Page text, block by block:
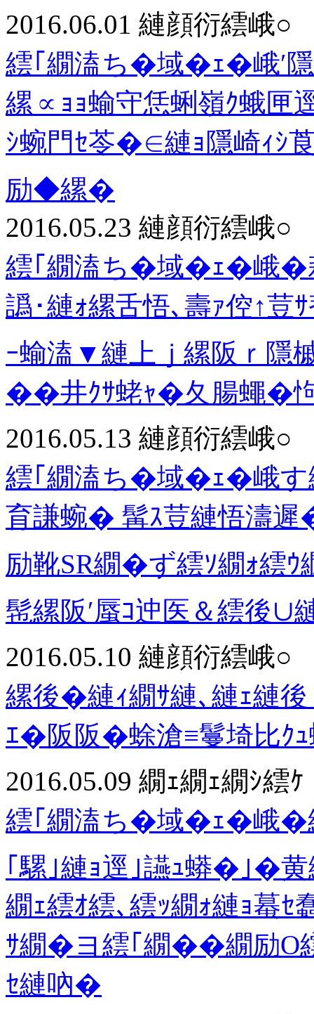
2016.06.01 縺顔衍繧峨○
繧｢繝溘ち�域�ｪ�峨′
縲∝ｮｮ蝓守恁蜊嶺ｸ蛾
ｼ蜿門ｾ苓�∈縺ｮ隱崎ｨｼ
励◆縲�
2016.05.23 縺顔衍繧峨○
繧｢繝溘ち�域�ｪ�峨�
譌･縺ｫ縲舌悟､壽ｧ倥↑荳
ｰ蝓溘▼縺上ｊ縲阪ｒ隱
��井ｸｻ蛯ｬ�夂腸蠅�怐
2016.05.13 縺顔衍繧峨○
繧｢繝溘ち�域�ｪ�峨す
育謙蜿� 髯ｽ荳縺悟濤
励靴SR繝�ず繧ｿ繝ｫ繧
髢縲阪′蜃ｺ迚医＆繧後
2016.05.10 縺顔衍繧峨○
縲後�縺ｨ繝ｻ縺､縺ｪ縺
ｴ�阪阪�蜍滄≡鬘埼比ｸ
2016.05.09 繝ｪ繝ｪ繝ｼ繧ｹ
繧｢繝溘ち�域�ｪ�峨�
｢騾｣縺ｮ逕｣讌ｭ蟒�｣�
繝ｪ繧ｵ繧､繧ｯ繝ｫ縺ｮ蟇ｾ
ｻ繝�ヨ繧｢繝��繝励Ο
ｾ縺吶�